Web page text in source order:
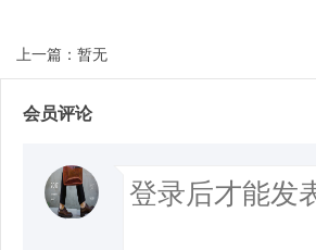
上一篇：暂无
会员评论